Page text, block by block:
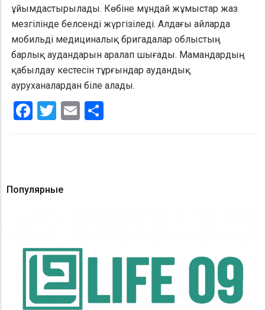
ұйымдастырылады. Көбіне мұндай жұмыстар жаз
мезгілінде белсенді жүргізіледі. Алдағы айларда
мобильді медициналық бригадалар облыстың
барлық аудандарын аралап шығады. Мамандардың
қабылдау кестесін тұрғындар аудандық
ауруханалардан біле алады.
Facebook
Twitter
Email
Популярные